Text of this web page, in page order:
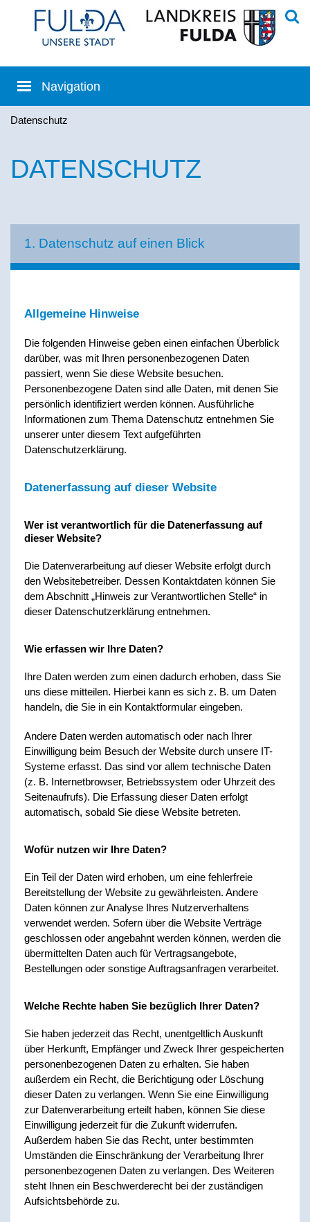
Datenschutz
DATENSCHUTZ
1. Datenschutz auf einen Blick
Allgemeine Hinweise
Die folgenden Hinweise geben einen einfachen Überblick
darüber, was mit Ihren personenbezogenen Daten
passiert, wenn Sie diese Website besuchen.
Personenbezogene Daten sind alle Daten, mit denen Sie
persönlich identifiziert werden können. Ausführliche
Informationen zum Thema Datenschutz entnehmen Sie
unserer unter diesem Text aufgeführten
Datenschutzerklärung.
Datenerfassung auf dieser Website
Wer ist verantwortlich für die Datenerfassung auf
dieser Website?
Die Datenverarbeitung auf dieser Website erfolgt durch
den Websitebetreiber. Dessen Kontaktdaten können Sie
dem Abschnitt „Hinweis zur Verantwortlichen Stelle“ in
dieser Datenschutzerklärung entnehmen.
Wie erfassen wir Ihre Daten?
Ihre Daten werden zum einen dadurch erhoben, dass Sie
uns diese mitteilen. Hierbei kann es sich z. B. um Daten
handeln, die Sie in ein Kontaktformular eingeben.
Andere Daten werden automatisch oder nach Ihrer
Einwilligung beim Besuch der Website durch unsere IT-
Systeme erfasst. Das sind vor allem technische Daten
(z. B. Internetbrowser, Betriebssystem oder Uhrzeit des
Seitenaufrufs). Die Erfassung dieser Daten erfolgt
automatisch, sobald Sie diese Website betreten.
Wofür nutzen wir Ihre Daten?
Ein Teil der Daten wird erhoben, um eine fehlerfreie
Bereitstellung der Website zu gewährleisten. Andere
Daten können zur Analyse Ihres Nutzerverhaltens
verwendet werden. Sofern über die Website Verträge
geschlossen oder angebahnt werden können, werden die
übermittelten Daten auch für Vertragsangebote,
Bestellungen oder sonstige Auftragsanfragen verarbeitet.
Welche Rechte haben Sie bezüglich Ihrer Daten?
Sie haben jederzeit das Recht, unentgeltlich Auskunft
über Herkunft, Empfänger und Zweck Ihrer gespeicherten
personenbezogenen Daten zu erhalten. Sie haben
außerdem ein Recht, die Berichtigung oder Löschung
dieser Daten zu verlangen. Wenn Sie eine Einwilligung
zur Datenverarbeitung erteilt haben, können Sie diese
Einwilligung jederzeit für die Zukunft widerrufen.
Außerdem haben Sie das Recht, unter bestimmten
Umständen die Einschränkung der Verarbeitung Ihrer
personenbezogenen Daten zu verlangen. Des Weiteren
steht Ihnen ein Beschwerderecht bei der zuständigen
Aufsichtsbehörde zu.